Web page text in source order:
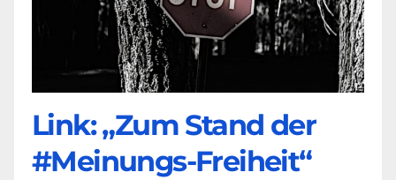
Link: „Zum Stand der
#Meinungs-Freiheit“